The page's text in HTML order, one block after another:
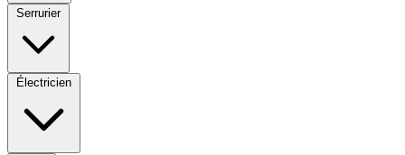
Serrurier
Électricien